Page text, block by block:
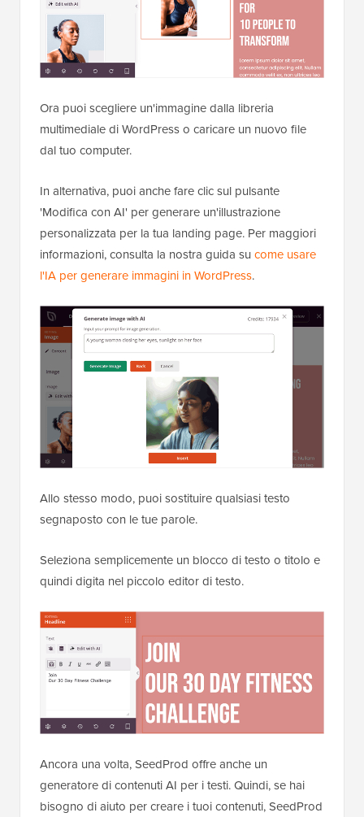
Ora puoi scegliere un'immagine dalla libreria
multimediale di WordPress o caricare un nuovo file
dal tuo computer.
In alternativa, puoi anche fare clic sul pulsante
'Modifica con AI' per generare un'illustrazione
personalizzata per la tua landing page. Per maggiori
informazioni, consulta la nostra guida su come usare
l'IA per generare immagini in WordPress.
Allo stesso modo, puoi sostituire qualsiasi testo
segnaposto con le tue parole.
Seleziona semplicemente un blocco di testo o titolo e
quindi digita nel piccolo editor di testo.
Ancora una volta, SeedProd offre anche un
generatore di contenuti AI per i testi. Quindi, se hai
bisogno di aiuto per creare i tuoi contenuti, SeedProd